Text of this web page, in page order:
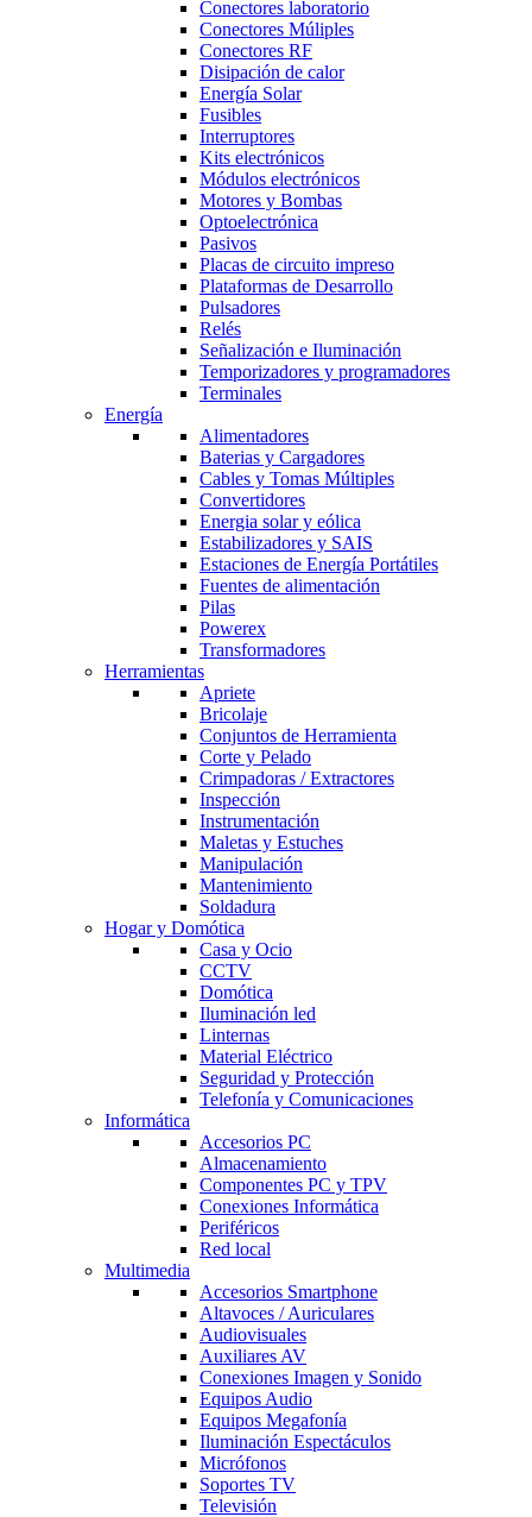
Conectores laboratorio
Conectores Múliples
Conectores RF
Disipación de calor
Energía Solar
Fusibles
Interruptores
Kits electrónicos
Módulos electrónicos
Motores y Bombas
Optoelectrónica
Pasivos
Placas de circuito impreso
Plataformas de Desarrollo
Pulsadores
Relés
Señalización e Iluminación
Temporizadores y programadores
Terminales
Energía
Alimentadores
Baterias y Cargadores
Cables y Tomas Múltiples
Convertidores
Energia solar y eólica
Estabilizadores y SAIS
Estaciones de Energía Portátiles
Fuentes de alimentación
Pilas
Powerex
Transformadores
Herramientas
Apriete
Bricolaje
Conjuntos de Herramienta
Corte y Pelado
Crimpadoras / Extractores
Inspección
Instrumentación
Maletas y Estuches
Manipulación
Mantenimiento
Soldadura
Hogar y Domótica
Casa y Ocio
CCTV
Domótica
Iluminación led
Linternas
Material Eléctrico
Seguridad y Protección
Telefonía y Comunicaciones
Informática
Accesorios PC
Almacenamiento
Componentes PC y TPV
Conexiones Informática
Periféricos
Red local
Multimedia
Accesorios Smartphone
Altavoces / Auriculares
Audiovisuales
Auxiliares AV
Conexiones Imagen y Sonido
Equipos Audio
Equipos Megafonía
Iluminación Espectáculos
Micrófonos
Soportes TV
Televisión